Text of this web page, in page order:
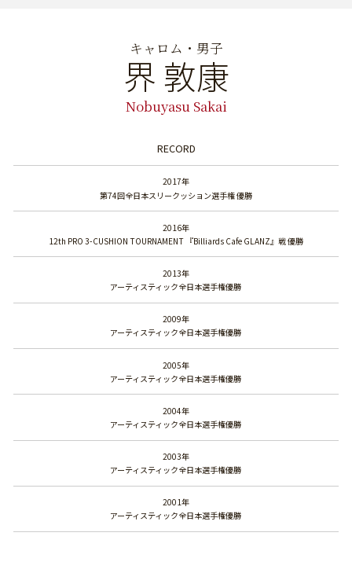
キャロム・男子
界 敦康
Nobuyasu Sakai
RECORD
2017年
第74回全日本スリークッション選手権 優勝
2016年
12th PRO 3-CUSHION TOURNAMENT 『Billiards Cafe GLANZ』戦 優勝
2013年
アーティスティック全日本選手権優勝
2009年
アーティスティック全日本選手権優勝
2005年
アーティスティック全日本選手権優勝
2004年
アーティスティック全日本選手権優勝
2003年
アーティスティック全日本選手権優勝
2001年
アーティスティック全日本選手権優勝